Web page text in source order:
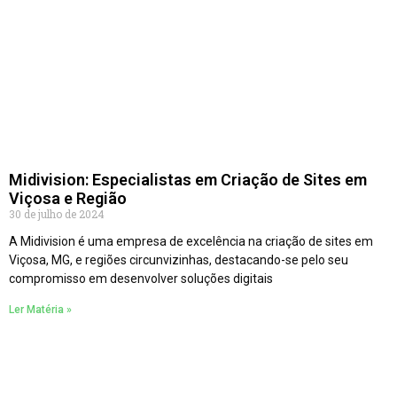
Midivision: Especialistas em Criação de Sites em
Viçosa e Região
30 de julho de 2024
A Midivision é uma empresa de excelência na criação de sites em
Viçosa, MG, e regiões circunvizinhas, destacando-se pelo seu
compromisso em desenvolver soluções digitais
Ler Matéria »